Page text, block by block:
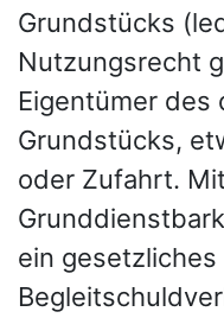
Grundstücks
Nutzungsrecht
Eigentümer des
Grundstücks,
oder Zufahrt.
ein gesetzliches